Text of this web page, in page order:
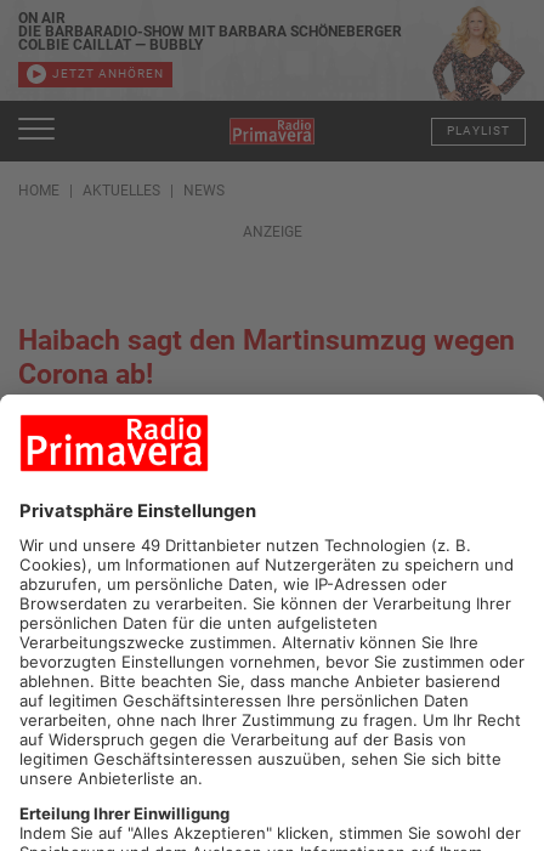
ON AIR
DIE BARBARADIO-SHOW MIT BARBARA SCHÖNEBERGER
COLBIE CAILLAT — BUBBLY
JETZT ANHÖREN
PLAYLIST
HOME AKTUELLES NEWS
ANZEIGE
Haibach sagt den Martinsumzug wegen
Corona ab!
10.11.2021, 07:37 UHR